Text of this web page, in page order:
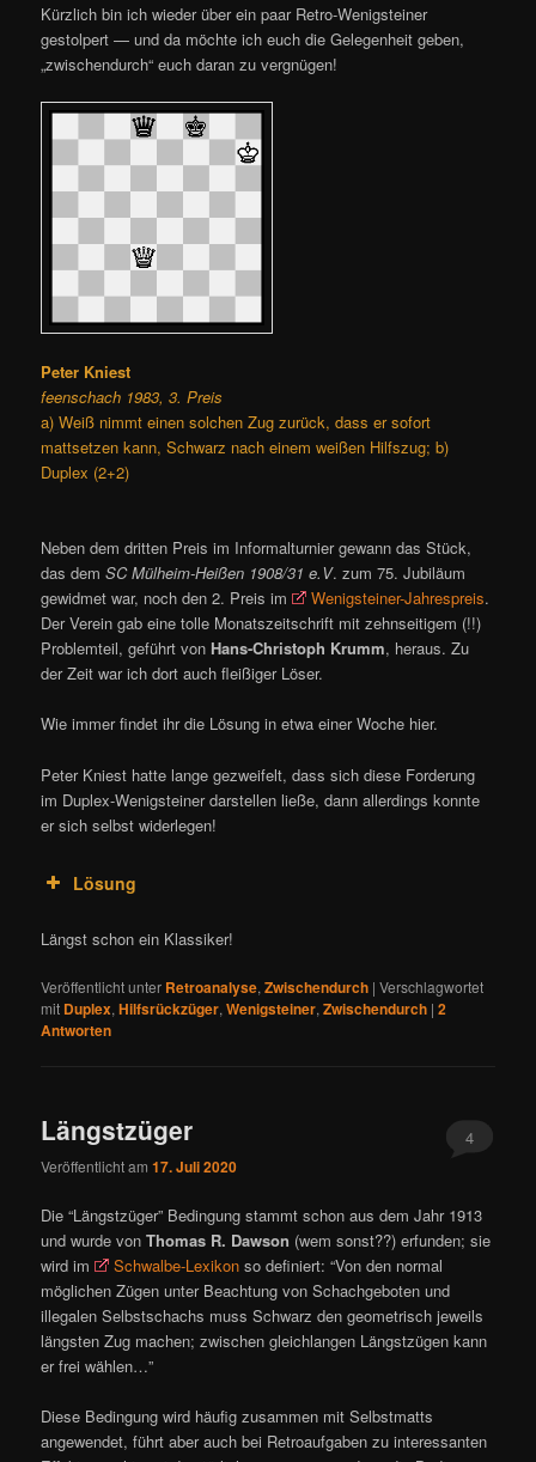
Kürzlich bin ich wieder über ein paar Retro-Wenigsteiner
gestolpert — und da möchte ich euch die Gelegenheit geben,
„zwischendurch“ euch daran zu vergnügen!
Peter Kniest
feenschach 1983, 3. Preis
a) Weiß nimmt einen solchen Zug zurück, dass er sofort
mattsetzen kann, Schwarz nach einem weißen Hilfszug; b)
Duplex (2+2)
Neben dem dritten Preis im Informalturnier gewann das Stück,
das demSC Mülheim-Heißen 1908/31 e.V. zum 75. Jubiläum
gewidmet war, noch den 2. Preis im
Wenigsteiner-Jahrespreis.
Der Verein gab eine tolle Monatszeitschrift mit zehnseitigem (!!)
Problemteil, geführt von Hans-Christoph Krumm, heraus. Zu
der Zeit war ich dort auch fleißiger Löser.
Wie immer findet ihr die Lösung in etwa einer Woche hier.
Peter Kniest hatte lange gezweifelt, dass sich diese Forderung
im Duplex-Wenigsteiner darstellen ließe, dann allerdings konnte
er sich selbst widerlegen!
Lösung
Längst schon ein Klassiker!
Veröffentlicht unter Retroanalyse,Zwischendurch |Verschlagwortet
mit Duplex,Hilfsrückzüger,Wenigsteiner,Zwischendurch |2
Antworten
Längstzüger
Veröffentlicht am17. Juli 2020
4
Die “Längstzüger” Bedingung stammt schon aus dem Jahr 1913
und wurde vonThomas R. Dawson (wem sonst??) erfunden; sie
wird im
Schwalbe-Lexikon so definiert: “Von den normal
möglichen Zügen unter Beachtung von Schachgeboten und
illegalen Selbstschachs muss Schwarz den geometrisch jeweils
längsten Zug machen; zwischen gleichlangen Längstzügen kann
er frei wählen…”
Diese Bedingung wird häufig zusammen mit Selbstmatts
angewendet, führt aber auch bei Retroaufgaben zu interessanten